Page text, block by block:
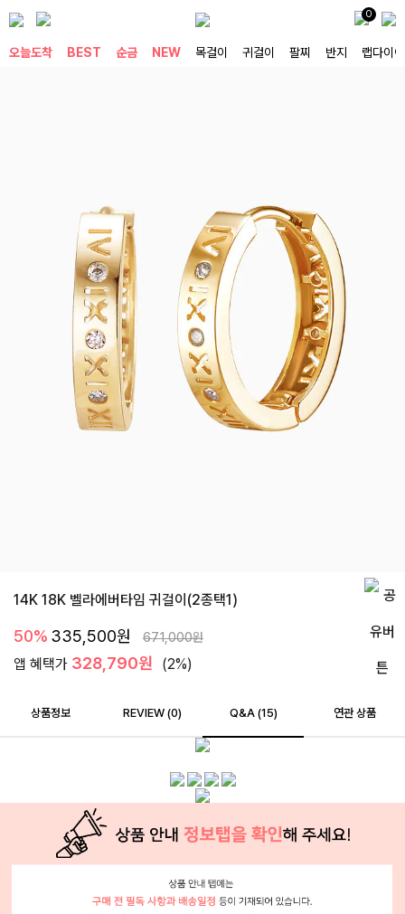
0
오늘도착 BEST 순금 NEW 목걸이 귀걸이 팔찌 반지 랩다이아
14K 18K 벨라에버타임 귀걸이(2종택1)
50% 335,500원 671,000원
앱 혜택가 328,790원 (2%)
상품정보 REVIEW (0) Q&A (15) 연관 상품